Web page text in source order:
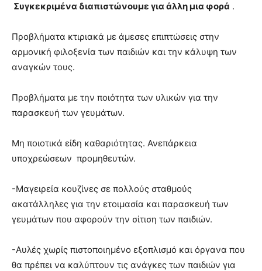
pain.
hd
Συγκεκριμένα διαπιστώνουμε για άλλη μια φορά .
Προβλήματα κτιριακά με άμεσες επιπτώσεις στην
αρμονική φιλοξενία των παιδιών και την κάλυψη των
αναγκών τους.
Προβλήματα με την ποιότητα των υλικών για την
παρασκευή των γευμάτων.
Μη ποιοτικά είδη καθαριότητας. Ανεπάρκεια
υποχρεώσεων προμηθευτών.
-Μαγειρεία κουζίνες σε πολλούς σταθμούς
ακατάλληλες για την ετοιμασία και παρασκευή των
γευμάτων που αφορούν την σίτιση των παιδιών.
-Αυλές χωρίς πιστοποιημένο εξοπλισμό και όργανα που
θα πρέπει να καλύπτουν τις ανάγκες των παιδιών για